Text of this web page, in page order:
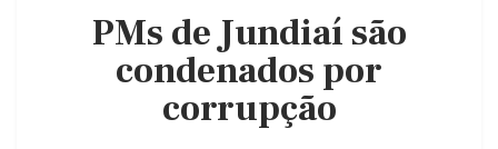
PMs de Jundiaí são
condenados por
corrupção